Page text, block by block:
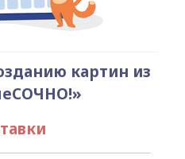
картин из